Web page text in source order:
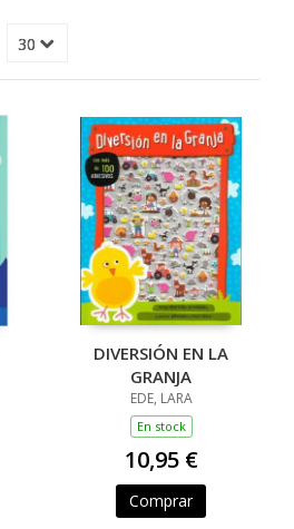
DIVERSIÓN EN LA
GRANJA
EDE, LARA
En stock
10,95 €
Comprar